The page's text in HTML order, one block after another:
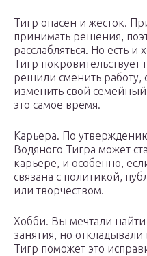
Тигр опасен и жесток.
принимать решения,
расслабляться. Но есть
Тигр
решили сменить работу,
изменить свой семейный
это самое время.
Карьера. По
Водяного Тигра может
карьере, и особенно,
связана с политикой,
или творчеством.
Хобби. Вы мечтали
занятия, но
Тигр поможет это